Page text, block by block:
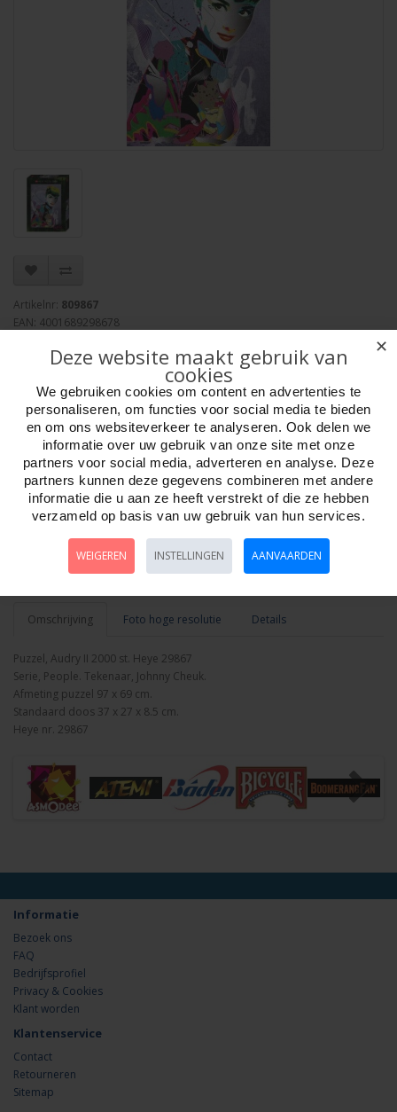
Artikelnr: 809867
EAN: 4001689298678
Minimum afname: 1
Aantal
Bestellen
Omschrijving Foto hoge resolutie Details
Puzzel, Audry II 2000 st. Heye 29867
Serie, People. Tekenaar, Johnny Cheuk.
Afmeting puzzel 97 x 69 cm.
Standaard doos 37 x 27 x 8.5 cm.
Heye nr. 29867
Informatie
Bezoek ons
FAQ
Bedrijfsprofiel
Privacy & Cookies
Klant worden
Klantenservice
Contact
Retourneren
Sitemap
✕
Deze website maakt gebruik van
cookies
We gebruiken cookies om content en advertenties te
personaliseren, om functies voor social media te bieden
en om ons websiteverkeer te analyseren. Ook delen we
informatie over uw gebruik van onze site met onze
partners voor social media, adverteren en analyse. Deze
partners kunnen deze gegevens combineren met andere
informatie die u aan ze heeft verstrekt of die ze hebben
verzameld op basis van uw gebruik van hun services.
WEIGEREN INSTELLINGEN AANVAARDEN